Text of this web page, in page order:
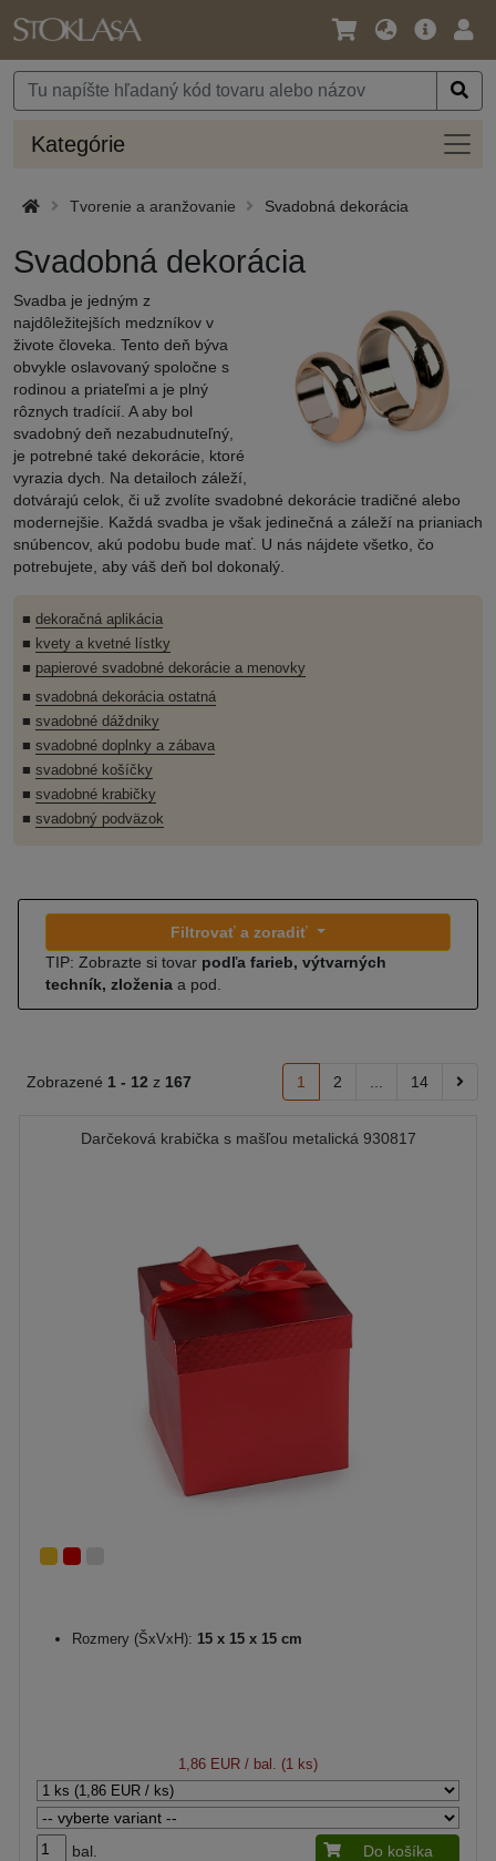
Jazyk
Mena
Hlavná
Kategórie
Tvorenie a aranžovanie Svadobná dekorácia
Svadobná dekorácia
Svadba je jedným z
najdôležitejších medzníkov v
živote človeka. Tento deň býva
obvykle oslavovaný spoločne s
rodinou a priateľmi a je plný
rôznych tradícií. A aby bol
svadobný deň nezabudnuteľný,
je potrebné také dekorácie, ktoré
vyrazia dych. Na detailoch záleží,
dotvárajú celok, či už zvolíte svadobné dekorácie tradičné alebo
modernejšie. Každá svadba je však jedinečná a záleží na prianiach
snúbencov, akú podobu bude mať. U nás nájdete všetko, čo
potrebujete, aby váš deň bol dokonalý.
■ dekoračná aplikácia
■ kvety a kvetné lístky
■ papierové svadobné dekorácie a menovky
■ svadobná dekorácia ostatná
■ svadobné dáždniky
■ svadobné doplnky a zábava
■ svadobné košíčky
■ svadobné krabičky
■ svadobný podväzok
Filtrovať a zoradiť
TIP: Zobrazte si tovar podľa farieb, výtvarných
techník, zloženia a pod.
Zobrazené 1 - 12 z 167 1 2 14
Darčeková krabička s mašľou metalická 930817
Rozmery (ŠxVxH): 15 x 15 x 15 cm
1,86 EUR / bal. (1 ks)
bal. Do košíka